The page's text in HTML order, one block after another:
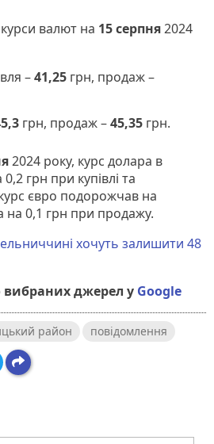
валют на 15серпня2024
–41,25 грн, продаж –
грн, продаж –45,35 грн.
2024 року, курс долара в
грн при купівлі та
євро подорожчав на
на 0,1 грн при продажу.
хочуть залишити 48
джерел у Google
район повідомлення